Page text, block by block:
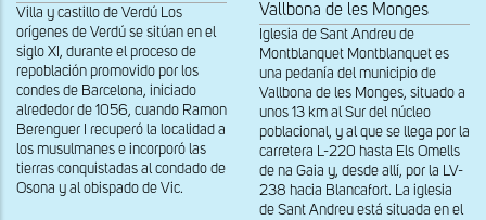
Villa y castillo de Verdú Los
orígenes de Verdú se sitúan en el
siglo XI, durante el proceso de
repoblación promovido por los
condes de Barcelona, iniciado
alrededor de 1056, cuando Ramon
Berenguer I recuperó la localidad a
los musulmanes e incorporó las
tierras conquistadas al condado de
Osona y al obispado de Vic.
Vallbona de les Monges
Iglesia de Sant Andreu de
Montblanquet Montblanquet es
una pedanía del municipio de
Vallbona de les Monges, situado a
unos 13 km al Sur del núcleo
poblacional, y al que se llega por la
carretera L-220 hasta Els Omells
de na Gaia y, desde allí, por la LV-
238 hacia Blancafort. La iglesia
de Sant Andreu está situada en el